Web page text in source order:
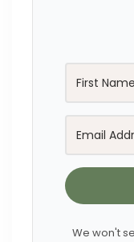
We won't